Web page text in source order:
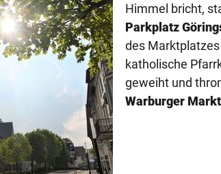
Himmel bricht,
Parkplatz
des
katholische
geweiht und
Warburger